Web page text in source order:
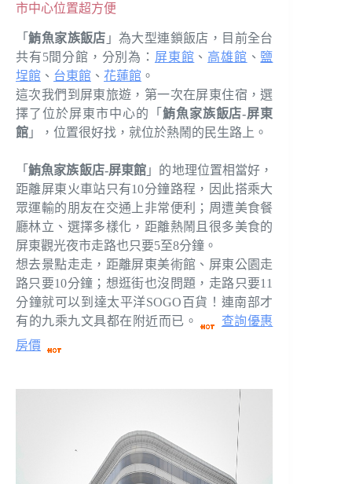
市中心位置超方便
「鮪魚家族飯店 」為大型連鎖飯店，目前全台
共有5間分館，分別為： 屏東館 、 高雄館 、 鹽
埕館 、 台東館 、 花蓮館 。
這次我們到屏東旅遊，第一次在屏東住宿，選
擇了位於屏東市中心的「 鮪魚家族飯店-屏東
館 」，位置很好找，就位於熱鬧的民生路上。
「鮪魚家族飯店-屏東館 」的地理位置相當好，
距離屏東火車站只有10分鐘路程，因此搭乘大
眾運輸的朋友在交通上非常便利；周遭美食餐
廳林立、選擇多樣化，距離熱鬧且很多美食的
屏東觀光夜市走路也只要5至8分鐘。
想去景點走走，距離屏東美術館、屏東公園走
路只要10分鐘；想逛街也沒問題，走路只要11
分鐘就可以到達太平洋SOGO百貨！連南部才
有的九乘九文具都在附近而已。
查詢優惠
房價